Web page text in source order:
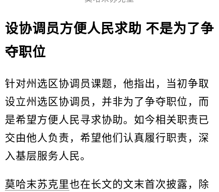
设协调员方便人民求助 不是为了争
夺职位
针对州选区协调员课题，他指出，当初争取
设立州选区协调员，并非为了争夺职位，而
是希望方便人民寻求协助。如今相关职责已
交由他人负责，希望他们认真履行职责，深
入基层服务人民。
莫哈末苏克里也在长文的文末首次披露，除